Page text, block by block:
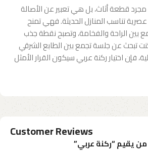
قطعة أثاث، بل هي تعبير عن الأصالة
تناسب المنازل الحديثة. فهي تمنح
بين الراحة والفخامة، وتصبح نقطة جذب
تبحث عن جلسة تجمع بين الطابع الشرقي
فإن اختيار ركنة عربي سيكون القرار الأمثل
Customer Reviews
يقيم “ركنة عربي”